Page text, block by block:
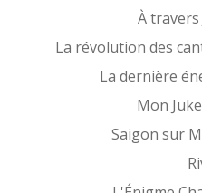
À travers
La révolution des
La dernière
Mon
Saigon sur